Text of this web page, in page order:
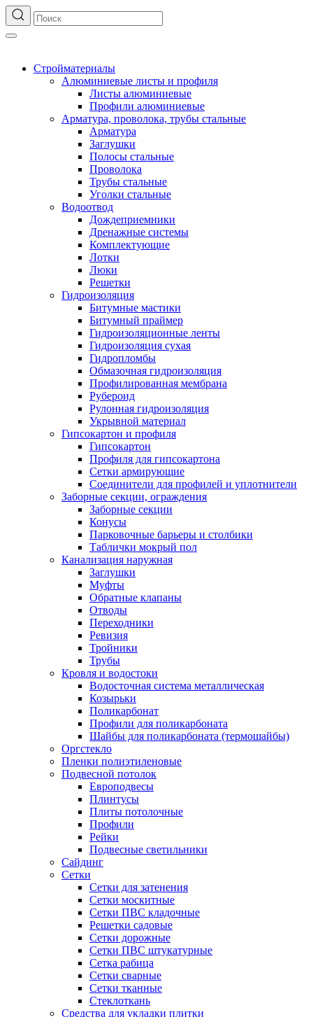
Стройматериалы
Алюминиевые листы и профиля
Листы алюминиевые
Профили алюминиевые
Арматура, проволока, трубы стальные
Арматура
Заглушки
Полосы стальные
Проволока
Трубы стальные
Уголки стальные
Водоотвод
Дождеприемники
Дренажные системы
Комплектующие
Лотки
Люки
Решетки
Гидроизоляция
Битумные мастики
Битумный праймер
Гидроизоляционные ленты
Гидроизоляция сухая
Гидропломбы
Обмазочная гидроизоляция
Профилированная мембрана
Рубероид
Рулонная гидроизоляция
Укрывной материал
Гипсокартон и профиля
Гипсокартон
Профиля для гипсокартона
Сетки армирующие
Соединители для профилей и уплотнители
Заборные секции, ограждения
Заборные секции
Конусы
Парковочные барьеры и столбики
Таблички мокрый пол
Канализация наружная
Заглушки
Муфты
Обратные клапаны
Отводы
Переходники
Ревизия
Тройники
Трубы
Кровля и водостоки
Водосточная система металлическая
Козырьки
Поликарбонат
Профили для поликарбоната
Шайбы для поликарбоната (термошайбы)
Оргстекло
Пленки полиэтиленовые
Подвесной потолок
Европодвесы
Плинтусы
Плиты потолочные
Профили
Рейки
Подвесные светильники
Сайдинг
Сетки
Сетки для затенения
Сетки москитные
Сетки ПВС кладочные
Решетки садовые
Сетки дорожные
Сетки ПВС штукатурные
Сетка рабица
Сетки сварные
Сетки тканные
Стеклоткань
Средства для укладки плитки